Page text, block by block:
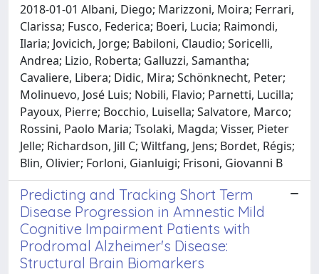
2018-01-01 Albani, Diego; Marizzoni, Moira; Ferrari,
Clarissa; Fusco, Federica; Boeri, Lucia; Raimondi,
Ilaria; Jovicich, Jorge; Babiloni, Claudio; Soricelli,
Andrea; Lizio, Roberta; Galluzzi, Samantha;
Cavaliere, Libera; Didic, Mira; Schönknecht, Peter;
Molinuevo, José Luis; Nobili, Flavio; Parnetti, Lucilla;
Payoux, Pierre; Bocchio, Luisella; Salvatore, Marco;
Rossini, Paolo Maria; Tsolaki, Magda; Visser, Pieter
Jelle; Richardson, Jill C; Wiltfang, Jens; Bordet, Régis;
Blin, Olivier; Forloni, Gianluigi; Frisoni, Giovanni B
Predicting and Tracking Short Term
Disease Progression in Amnestic Mild
Cognitive Impairment Patients with
Prodromal Alzheimer's Disease:
Structural Brain Biomarkers